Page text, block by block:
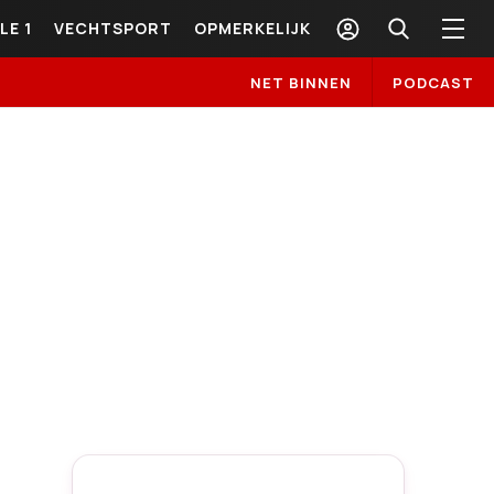
1 VECHTSPORT OPMERKELIJK
NET BINNEN PODCAST